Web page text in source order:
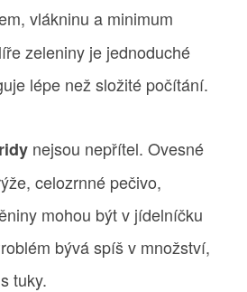
vlákninu a minimum
zeleniny je jednoduché
lépe než složité počítání.
nejsou nepřítel. Ovesné
celozrnné pečivo,
mohou být v jídelníčku
bývá spíš v množství,
tuky.